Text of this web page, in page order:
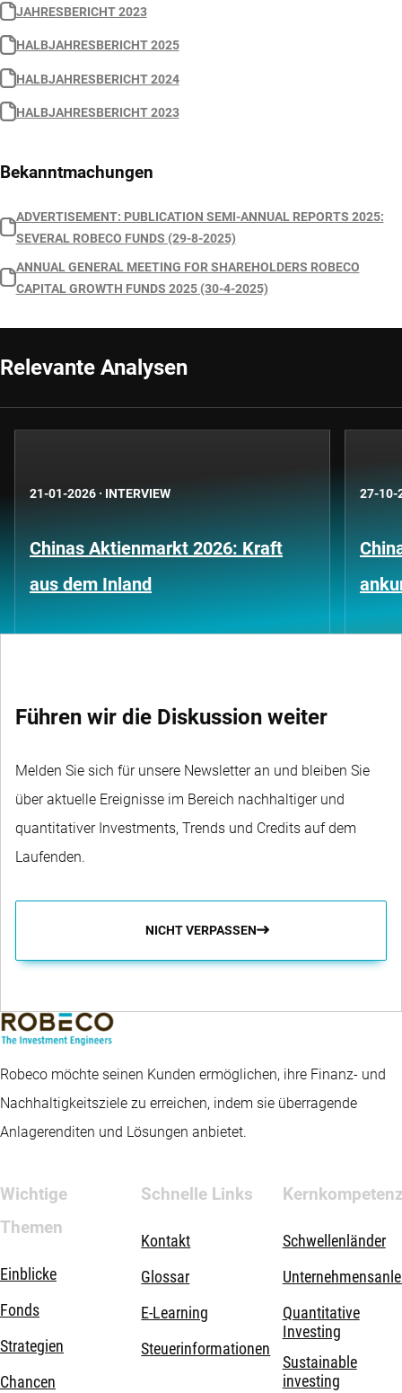
JAHRESBERICHT 2023
HALBJAHRESBERICHT 2025
HALBJAHRESBERICHT 2024
HALBJAHRESBERICHT 2023
Bekanntmachungen
ADVERTISEMENT: PUBLICATION SEMI-ANNUAL REPORTS 2025:
SEVERAL ROBECO FUNDS (29-8-2025)
ANNUAL GENERAL MEETING FOR SHAREHOLDERS ROBECO
CAPITAL GROWTH FUNDS 2025 (30-4-2025)
Relevante Analysen
21-01-2026 · INTERVIEW
Chinas Aktienmarkt 2026: Kraft
aus dem Inland
27-10-
Führen wir die Diskussion weiter
Melden Sie sich für unsere Newsletter an und bleiben Sie
über aktuelle Ereignisse im Bereich nachhaltiger und
quantitativer Investments, Trends und Credits auf dem
Laufenden.
NICHT VERPASSEN
Robeco möchte seinen Kunden ermöglichen, ihre Finanz- und
Nachhaltigkeitsziele zu erreichen, indem sie überragende
Anlagerenditen und Lösungen anbietet.
Wichtige
Themen
Einblicke
Fonds
Strategien
Chancen
Schnelle Links
Kontakt
Glossar
E-Learning
Steuerinformationen
Schwellenländer
Quantitative
Investing
Sustainable
investing